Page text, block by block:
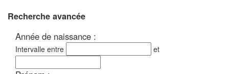
Recherche avancée
Année de naissance :
Intervalle entre et